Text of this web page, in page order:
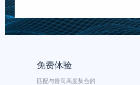
免费体验
匹配与贵司高度契合的